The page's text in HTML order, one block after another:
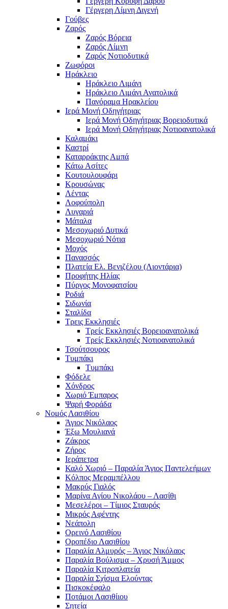
Γέργερη Λίμνη Διγενή
Γούβες
Ζαρός
Ζαρός Βόρεια
Ζαρός Λίμνη
Ζαρός Νοτιοδυτικά
Ζωφόροι
Ηράκλειο
Ηράκλειο Λιμάνι
Ηράκλειο Λιμάνι Ανατολικά
Πανόραμα Ηρακλείου
Ιερά Μονή Οδηγήτριας
Ιερά Μονή Οδηγήτριας Βορειοδυτικά
Ιερά Μονή Οδηγήτριας Νοτιοανατολικά
Καλαμάκι
Καστρί
Καταρράκτης Αμπά
Κάτω Ασίτες
Κουτουλουφάρι
Κρουσώνας
Λέντας
Λοφούπολη
Λυγαριά
Μάταλα
Μεσοχωριό Δυτικά
Μεσοχωριό Νότια
Μοχός
Πανασσός
Πλατεία Ελ. Βενιζέλου (Λιοντάρια)
Προφήτης Ηλίας
Πύργος Μονοφατσίου
Ροδιά
Σιδωνία
Σταλίδα
Τρεις Εκκλησιές
Τρείς Εκκλησιές Βορειοανατολικά
Τρείς Εκκλησιές Νοτιοανατολικά
Τσούτσουρος
Τυμπάκι
Τυμπάκι
Φόδελε
Χόνδρος
Χωριό Έμπαρος
Ψαρή Φοράδα
Νομός Λασιθίου
Άγιος Νικόλαος
Έξω Μουλιανά
Ζάκρος
Ζήρος
Ιεράπετρα
Καλό Χωριό – Παραλία Άγιος Παντελεήμων
Κόλπος Μεραμπέλλου
Μακρύς Γιαλός
Μαρίνα Αγίου Νικολάου – Λασίθι
Μεσελέροι – Τίμιος Σταυρός
Μικρός Αφέντης
Νεάπολη
Ορεινό Λασιθίου
Οροπέδιο Λασιθίου
Παραλία Αλμυρός – Άγιος Νικόλαος
Παραλία Βούλισμα – Χρυσή Άμμος
Παραλία Κιτροπλατεία
Παραλία Σχίσμα Ελούντας
Πισκοκέφαλο
Ποτάμοι Λασιθίιου
Σητεία